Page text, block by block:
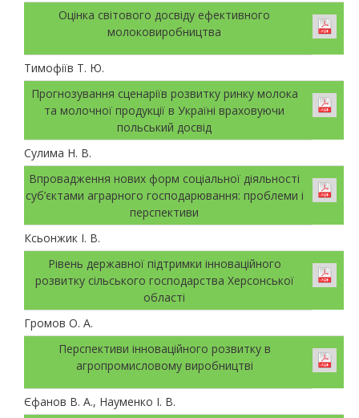
Оцінка світового досвіду ефективного
молоковиробництва
Тимофіїв Т. Ю.
Прогнозування сценаріїв розвитку ринку молока
та молочної продукції в Україні враховуючи
польський досвід
Сулима Н. В.
Впровадження нових форм соціальної діяльності
суб’єктами аграрного господарювання: проблеми і
перспективи
Ксьонжик І. В.
Рівень державної підтримки інноваційного
розвитку сільського господарства Херсонської
області
Громов О. А.
Перспективи інноваційного розвитку в
агропромисловому виробництві
Єфанов В. А., Науменко І. В.